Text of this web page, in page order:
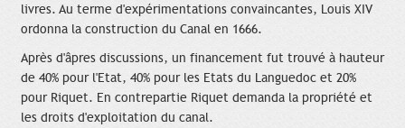
livres. Au terme d'expérimentations convaincantes, Louis XIV
ordonna la construction du Canal en 1666.
Après d'âpres discussions, un financement fut trouvé à hauteur
de 40% pour l'Etat, 40% pour les Etats du Languedoc et 20%
pour Riquet. En contrepartie Riquet demanda la propriété et
les droits d'exploitation du canal.